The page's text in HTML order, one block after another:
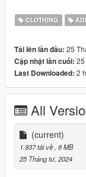
1. Rename files to
folder.
CLOTHING
Tải lên lần đầu: 25
Cập nhật lần cuối:
Last Downloaded: 2
All
(current)
1.937 tải về , 8 MB
25 Tháng tư, 2024